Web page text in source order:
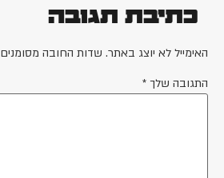
כתיבת תגובה
האימייל לא יוצג באתר. שדות החובה מסומנים
התגובה שלך *